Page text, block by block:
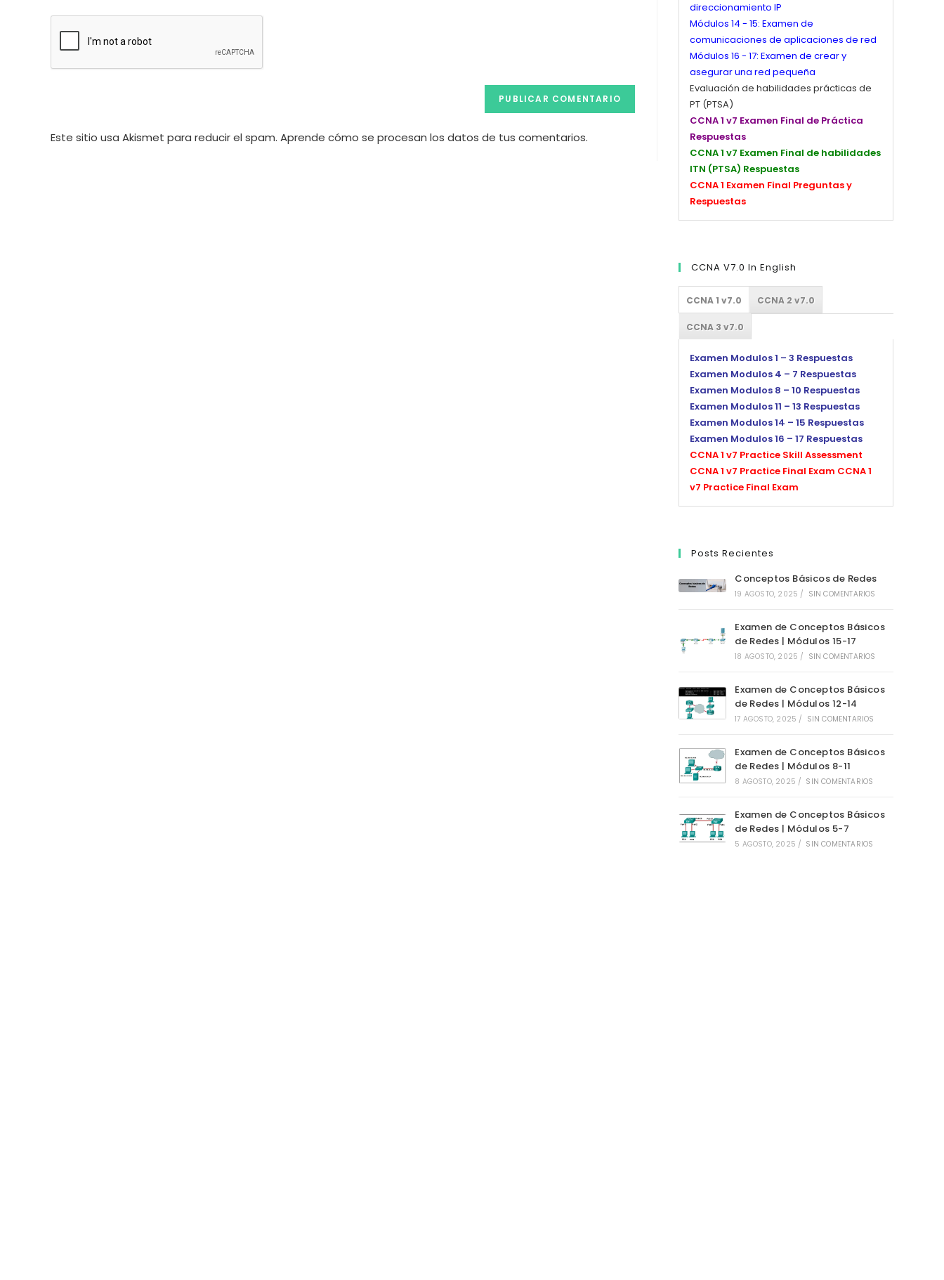
Este sitio usa Akismet para reducir el spam. Aprende cómo se procesan los datos de tus comentarios.
direccionamiento IP
Módulos 14 - 15: Examen de
comunicaciones de aplicaciones de red
Módulos 16 - 17: Examen de crear y
asegurar una red pequeña
Evaluación de habilidades prácticas de
PT (PTSA)
CCNA 1 v7 Examen Final de Práctica
Respuestas
CCNA 1 v7 Examen Final de habilidades
ITN (PTSA) Respuestas
CCNA 1 Examen Final Preguntas y
Respuestas
CCNA V7.0 In English
CCNA 1 v7.0 CCNA 2 v7.0
CCNA 3 v7.0
Examen Modulos 1 – 3 Respuestas
Examen Modulos 4 – 7 Respuestas
Examen Modulos 8 – 10 Respuestas
Examen Modulos 11 – 13 Respuestas
Examen Modulos 14 – 15 Respuestas
Examen Modulos 16 – 17 Respuestas
CCNA 1 v7 Practice Skill Assessment
CCNA 1 v7 Practice Final Exam CCNA 1
v7 Practice Final Exam
Posts Recientes
Conceptos Básicos de Redes
19 AGOSTO, 2025 / SIN COMENTARIOS
Examen de Conceptos Básicos
de Redes | Módulos 15-17
18 AGOSTO, 2025 / SIN COMENTARIOS
Examen de Conceptos Básicos
de Redes | Módulos 12-14
17 AGOSTO, 2025 / SIN COMENTARIOS
Examen de Conceptos Básicos
de Redes | Módulos 8-11
8 AGOSTO, 2025 / SIN COMENTARIOS
Examen de Conceptos Básicos
de Redes | Módulos 5-7
5 AGOSTO, 2025 / SIN COMENTARIOS